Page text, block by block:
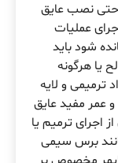
حتی نصب عایق
عملیات
شود باید
یا هرگونه
و لایه
عمر مفید عایق
اجرای ترمیم یا
برس سیمی